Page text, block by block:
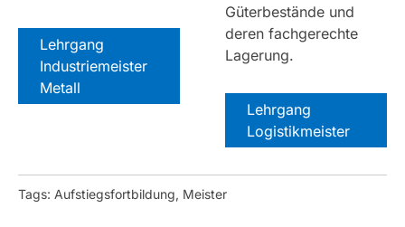
Lehrgang
Industriemeister
Metall
Güterbestände und
deren fachgerechte
Lagerung.
Lehrgang
Logistikmeister
Tags: Aufstiegsfortbildung, Meister